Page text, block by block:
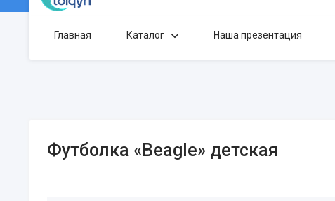
Главная Каталог Наша презентация
Футболка «Beagle» детская